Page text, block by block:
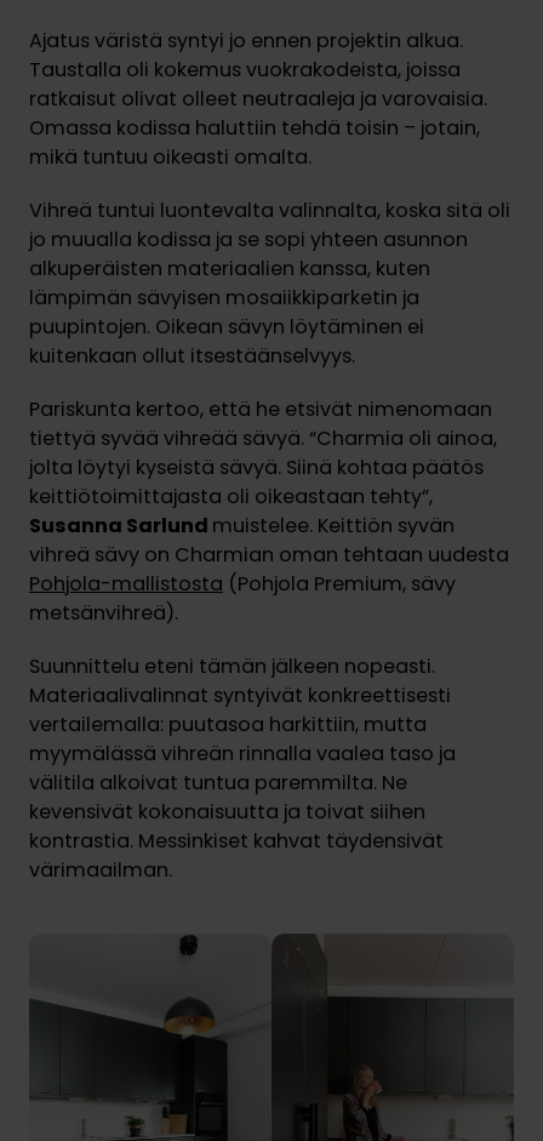
Ajatus väristä syntyi jo ennen projektin alkua.
Taustalla oli kokemus vuokrakodeista, joissa
ratkaisut olivat olleet neutraaleja ja varovaisia.
Omassa kodissa haluttiin tehdä toisin – jotain,
mikä tuntuu oikeasti omalta.
Vihreä tuntui luontevalta valinnalta, koska sitä oli
jo muualla kodissa ja se sopi yhteen asunnon
alkuperäisten materiaalien kanssa, kuten
lämpimän sävyisen mosaiikkiparketin ja
puupintojen. Oikean sävyn löytäminen ei
kuitenkaan ollut itsestäänselvyys.
Pariskunta kertoo, että he etsivät nimenomaan
tiettyä syvää vihreää sävyä. “Charmia oli ainoa,
jolta löytyi kyseistä sävyä. Siinä kohtaa päätös
keittiötoimittajasta oli oikeastaan tehty”,
Susanna Sarlund muistelee. Keittiön syvän
vihreä sävy on Charmian oman tehtaan uudesta
Pohjola-mallistosta (Pohjola Premium, sävy
metsänvihreä).
Suunnittelu eteni tämän jälkeen nopeasti.
Materiaalivalinnat syntyivät konkreettisesti
vertailemalla: puutasoa harkittiin, mutta
myymälässä vihreän rinnalla vaalea taso ja
välitila alkoivat tuntua paremmilta. Ne
kevensivät kokonaisuutta ja toivat siihen
kontrastia. Messinkiset kahvat täydensivät
värimaailman.